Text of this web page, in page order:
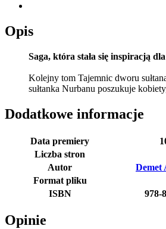
Opis
Saga, która stała się inspiracją
Kolejny tom Tajemnic dworu
sułtanka Nurbanu poszukuje
Dodatkowe informacje
Data premiery
Liczba stron
Autor
Demet
Format pliku
ISBN
978-
Opinie